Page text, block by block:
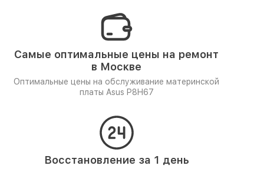
Самые оптимальные цены на ремонт
в Москве
Оптимальные цены на обслуживание материнской
платы Asus P8H67
Восстановление за 1 день